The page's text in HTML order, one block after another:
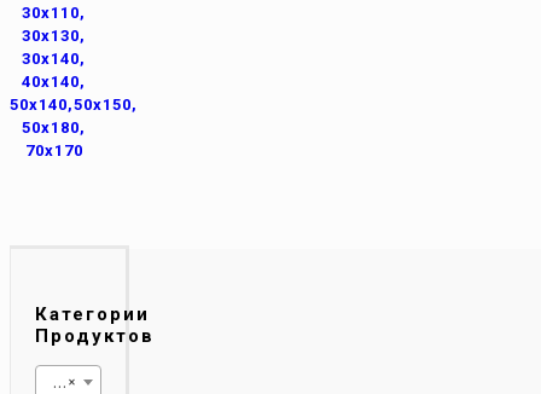
30х110,
30х130,
30х140,
40х140,
50х140,50х150,
50х180,
70х170
Категории
Продуктов
×